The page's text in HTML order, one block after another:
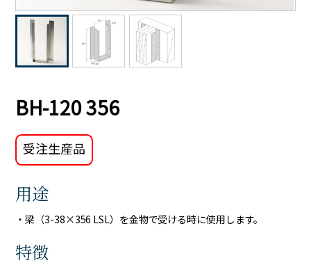
BH-120 356
受注生産品
用途
・梁（3-38×356 LSL）を金物で受ける時に使用します。
特徴